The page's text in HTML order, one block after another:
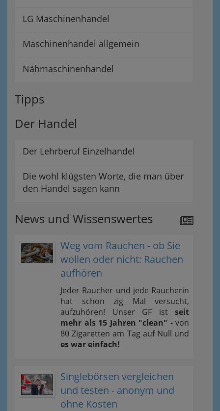
LG Maschinenhandel
Maschinenhandel allgemein
Nähmaschinenhandel
Tipps
Der Handel
Der Lehrberuf Einzelhandel
Die wohl klügsten Worte, die man über
den Handel sagen kann
News und Wissenswertes
Weg vom Rauchen - ob Sie
wollen oder nicht: Rauchen
aufhören
Jeder Raucher und jede Raucherin
hat schon zig Mal versucht,
aufzuhören! Unser GF ist seit
mehr als 15 Jahren "clean" - von
80 Zigaretten am Tag auf Null und
es war einfach!
Singlebörsen vergleichen
und testen - anonym und
ohne Kosten